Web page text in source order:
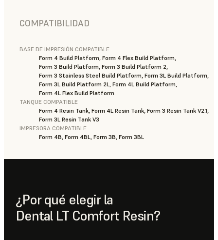
COMPATIBILIDAD
BASE DE IMPRESIÓN COMPATIBLE
Form 4 Build Platform, Form 4 Flex Build Platform,
Form 3 Build Platform, Form 3 Build Platform 2,
Form 3 Stainless Steel Build Platform, Form 3L Build Platform,
Form 3L Build Platform 2L, Form 4L Build Platform,
Form 4L Flex Build Platform
TANQUE COMPATIBLE
Form 4 Resin Tank, Form 4L Resin Tank, Form 3 Resin Tank V2.1,
Form 3L Resin Tank V3
IMPRESORA COMPATIBLE
Form 4B, Form 4BL, Form 3B, Form 3BL
¿Por qué elegir la
Dental LT Comfort Resin?